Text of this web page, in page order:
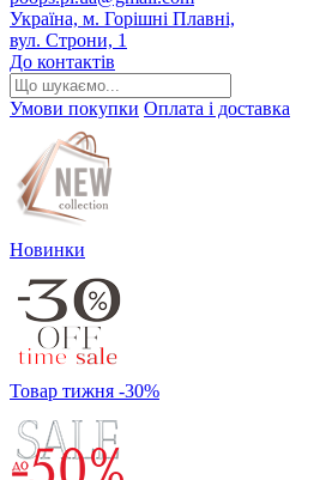
Україна, м. Горішні Плавні,
вул. Строни, 1
До контактів
Умови покупки Оплата і доставка
Новинки
Товар тижня -30%